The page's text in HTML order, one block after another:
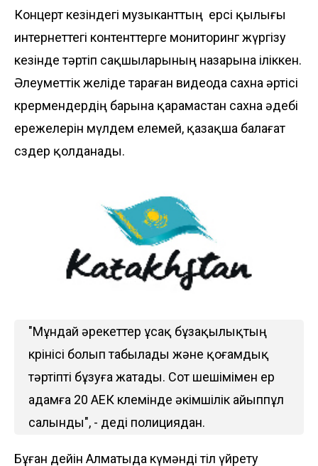
Концерт кезіндегі музыканттың ерсі қылығы
интернеттегі контенттерге мониторинг жүргізу
кезінде тәртіп сақшыларының назарына іліккен.
Әлеуметтік желіде тараған видеода сахна әртісі
көрермендердің барына қарамастан сахна әдебі
ережелерін мүлдем елемей, қазақша балағат
сөздер қолданады.
"Мұндай әрекеттер ұсақ бұзақылықтың
көрінісі болып табылады және қоғамдық
тәртіпті бұзуға жатады. Сот шешімімен ер
адамға 20 АЕК көлемінде әкімшілік айыппұл
салынды", - деді полициядан.
Бұған дейін Алматыда күмәнді тіл үйрету